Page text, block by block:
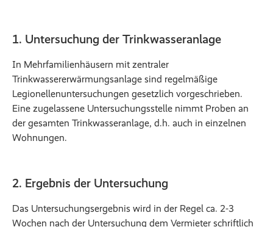
1. Untersuchung der Trinkwasseranlage
In Mehrfamilienhäusern mit zentraler
Trinkwassererwärmungsanlage sind regelmäßige
Legionellenuntersuchungen gesetzlich vorgeschrieben.
Eine zugelassene Untersuchungsstelle nimmt Proben an
der gesamten Trinkwasseranlage, d.h. auch in einzelnen
Wohnungen.
2. Ergebnis der Untersuchung
Das Untersuchungsergebnis wird in der Regel ca. 2-3
Wochen nach der Untersuchung dem Vermieter schriftlich